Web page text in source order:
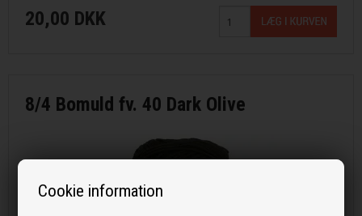
Cookie information
20,00 DKK
8/4 Bomuld fv. 40 Dark Olive